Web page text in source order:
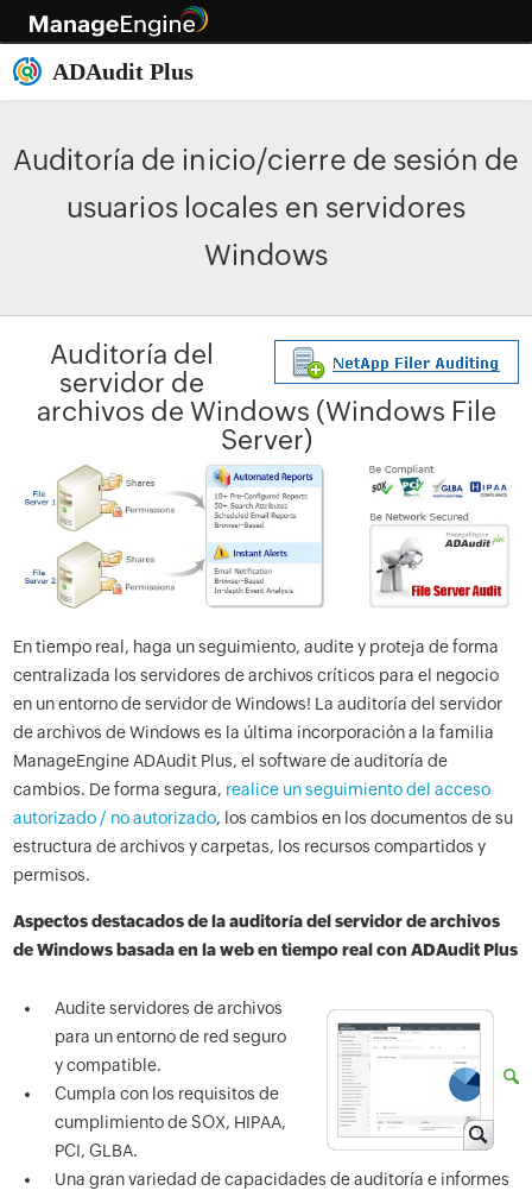
Auditoría de inicio/cierre de sesión de
usuarios locales en servidores
Windows
Auditoría del
servidor de
archivos de Windows (Windows File
Server)
En tiempo real, haga un seguimiento, audite y proteja de forma
centralizada los servidores de archivos críticos para el negocio
en un entorno de servidor de Windows! La auditoría del servidor
de archivos de Windows es la última incorporación a la familia
ManageEngine ADAudit Plus, el software de auditoría de
cambios. De forma segura, realice un seguimiento del acceso
autorizado / no autorizado, los cambios en los documentos de su
estructura de archivos y carpetas, los recursos compartidos y
permisos.
Aspectos destacados de la auditoría del servidor de archivos
de Windows basada en la web en tiempo real con ADAudit Plus
Audite servidores de archivos
para un entorno de red seguro
y compatible.
Cumpla con los requisitos de
cumplimiento de SOX, HIPAA,
PCI, GLBA.
Una gran variedad de capacidades de auditoría e informes